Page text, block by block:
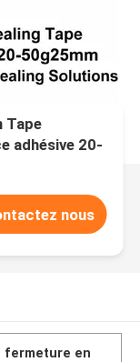
Tape
adhésive 20-
durables et
nous
fermeture en